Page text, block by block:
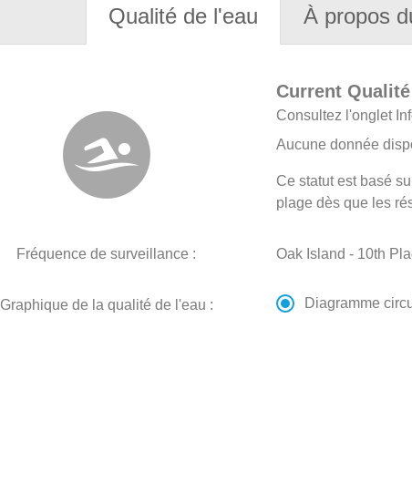
Qualité de l'eau À propos
Current
Consultez l'onglet
Aucune donnée
Ce statut est basé
plage dès que les
Fréquence de surveillance : Oak Island - 10th
Graphique de la qualité de l'eau : Diagramme